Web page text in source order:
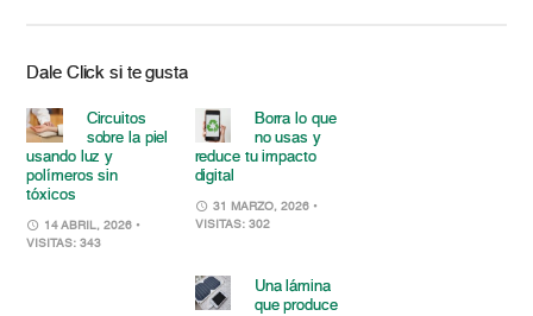
Dale Click si te gusta
Circuitos
sobre la piel
usando luz y
polímeros sin
tóxicos
14 ABRIL, 2026 •
VISITAS: 343
Borra lo que
no usas y
reduce tu impacto
digital
31 MARZO, 2026 •
VISITAS: 302
Una lámina
que produce